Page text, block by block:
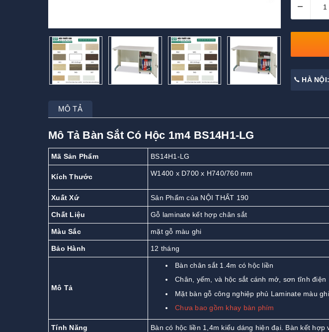
–
HÀ
MÔ TẢ
Mô Tả Bàn Sắt Có Hộc 1m4 BS14H1-LG
Mã Sản Phẩm BS14H1-LG
Kích Thước W1400 x D700 x H740/760 mm
Xuất Xứ Sản Phẩm của NỘI THẤT 190
Chất Liệu Gỗ laminate kết hợp chân sắt
Màu Sắc mặt gỗ màu ghi
Bảo Hành 12 tháng
Mô Tả
Bàn chân sắt 1.4m có hộc liền
Chân, yếm, và hộc sắt cánh mở, sơn tĩnh điện
Mặt bàn gỗ công nghiệp phủ Laminate màu ghi
Chưa bao gồm khay bàn phím
Tính Năng Bàn có hộc liền 1,4m kiểu dáng hiện đại. Bàn kết hợp